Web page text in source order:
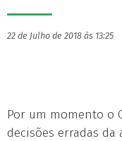
22 de Julho de 2018 às 13:25
Por um momento o
decisões erradas